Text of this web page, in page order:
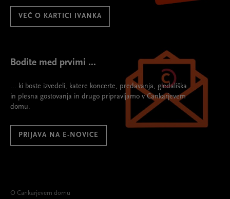
VEČ O KARTICI IVANKA
Bodite med prvimi ...
... ki boste izvedeli, katere koncerte, predavanja, gledališka
in plesna gostovanja in drugo pripravljamo v Cankarjevem
domu.
PRIJAVA NA E-NOVICE
O Cankarjevem domu